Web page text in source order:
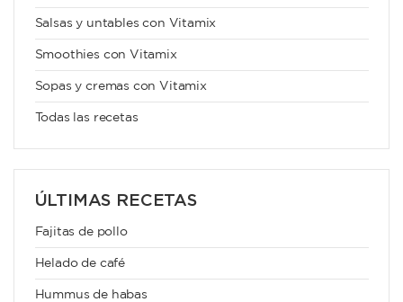
Salsas y untables con Vitamix
Smoothies con Vitamix
Sopas y cremas con Vitamix
Todas las recetas
ÚLTIMAS RECETAS
Fajitas de pollo
Helado de café
Hummus de habas